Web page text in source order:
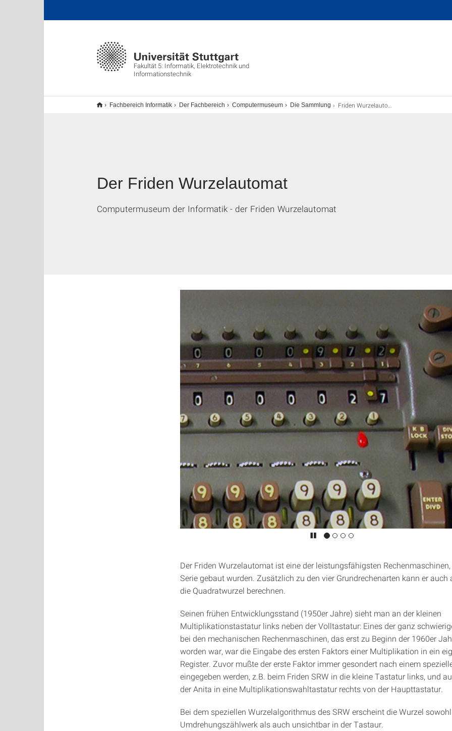
Fakultät 5: Informatik, Elektrotechnik und
Informationstechnik
Fachbereich Informatik Der Fachbereich Computermuseum Die Sammlung Friden Wurzelautomat
Der Friden Wurzelautomat
Computermuseum der Informatik - der Friden Wurzelautomat
Der Friden Wurzelautomat ist eine der leistungsfähigsten
Serie gebaut wurden. Zusätzlich zu den vier Grundrechenarten kann er
die Quadratwurzel berechnen.
Seinen frühen Entwicklungsstand (1950er Jahre) sieht man an der kleinen
Multiplikationstastatur links neben der Volltastatur: Eines der ganz
bei den mechanischen Rechenmaschinen, das erst zu Beginn der 1960er
worden war, war die Eingabe des ersten Faktors einer Multiplikation in ein
Register. Zuvor mußte der erste Faktor immer gesondert nach einem
eingegeben werden, z.B. beim Friden SRW in die kleine Tastatur links, und
der Anita in eine Multiplikationswahltastatur rechts von der Haupttastatur.
Bei dem speziellen Wurzelalgorithmus des SRW erscheint die Wurzel
Umdrehungszählwerk als auch unsichtbar in der Tastaur.